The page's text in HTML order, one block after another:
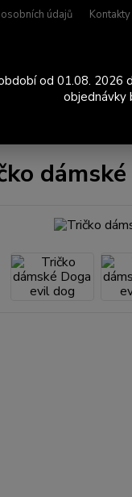
údajů Kontakty
od 01.08. 2026
objednávky